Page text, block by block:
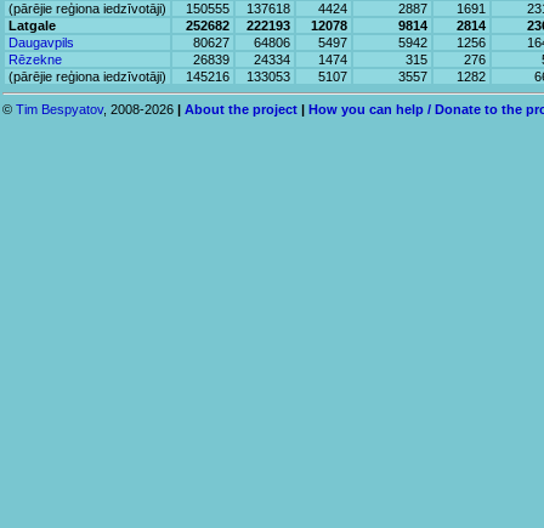
(pārējie reģiona iedzīvotāji)
150555 137618 4424 2887 1691
Latgale
252682 222193 12078 9814 2814
Daugavpils
80627 64806 5497 5942 1256
Rēzekne
26839 24334 1474 315 276
(pārējie reģiona iedzīvotāji)
145216 133053 5107 3557 1282
© Tim Bespyatov, 2008-2026 | About the project | How you can help / Donate to the